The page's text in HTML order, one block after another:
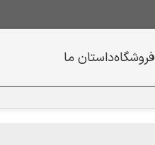
فروشگاهداستان ما